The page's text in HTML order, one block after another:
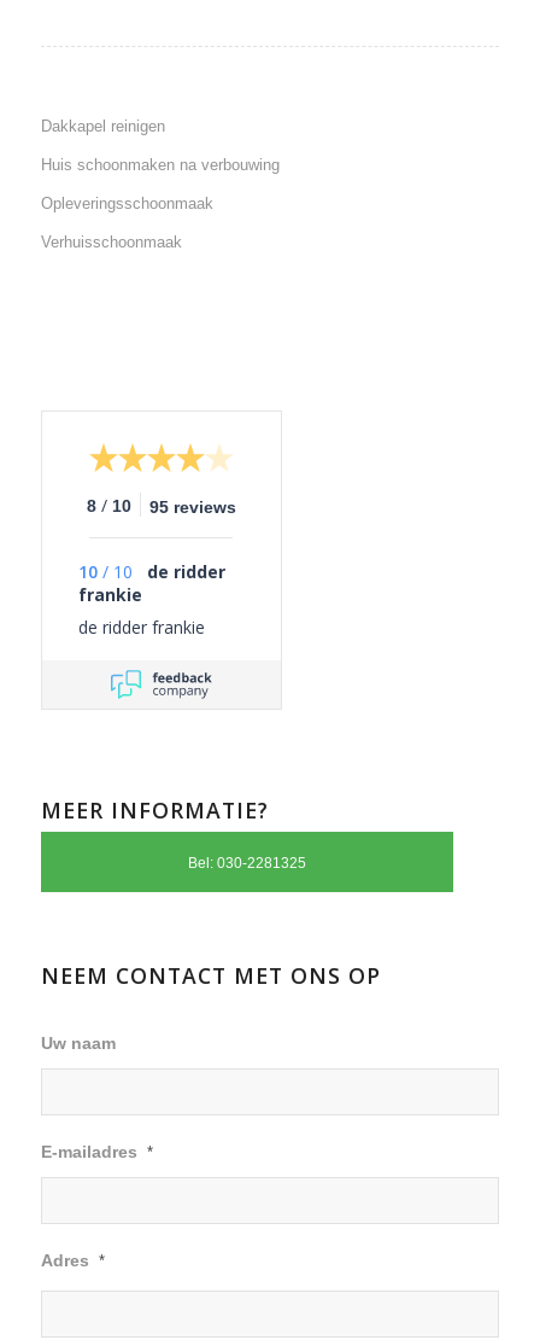
Dakkapel reinigen
Huis schoonmaken na verbouwing
Opleveringsschoonmaak
Verhuisschoonmaak
8 / 10 95 reviews
10 / 10
de ridder
frankie
de ridder frankie
MEER INFORMATIE?
Bel: 030-2281325
NEEM CONTACT MET ONS OP
Uw naam
E-mailadres *
Adres *